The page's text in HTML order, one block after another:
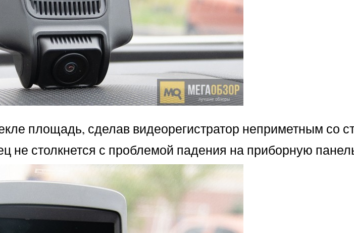
площадь, сделав видеорегистратор неприметным со
столкнется с проблемой падения на приборную